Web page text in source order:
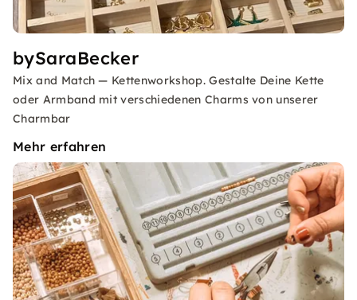
bySaraBecker
Mix and Match — Kettenworkshop. Gestalte Deine Kette
oder Armband mit verschiedenen Charms von unserer
Charmbar
Mehr erfahren